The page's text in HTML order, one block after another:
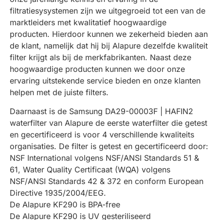
filtratiesysystemen zijn we uitgegroeid tot een van de
marktleiders met kwalitatief hoogwaardige
producten. Hierdoor kunnen we zekerheid bieden aan
de klant, namelijk dat hij bij Alapure dezelfde kwaliteit
filter krijgt als bij de merkfabrikanten. Naast deze
hoogwaardige producten kunnen we door onze
ervaring uitstekende service bieden en onze klanten
helpen met de juiste filters.
Daarnaast is de Samsung DA29-00003F | HAFIN2
waterfilter van Alapure de eerste waterfilter die getest
en gecertificeerd is voor 4 verschillende kwaliteits
organisaties. De filter is getest en gecertificeerd door:
NSF International volgens NSF/ANSI Standards 51 &
61, Water Quality Certificaat (WQA) volgens
NSF/ANSI Standards 42 & 372 en conform European
Directive 1935/2004/EEG.
De Alapure KF290 is BPA-free
De Alapure KF290 is UV gesteriliseerd